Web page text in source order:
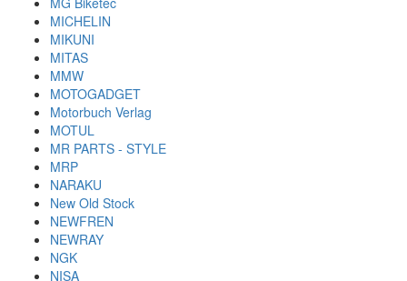
MICHELIN
MIKUNI
MITAS
MMW
MOTOGADGET
Motorbuch Verlag
MOTUL
MR PARTS - STYLE
MRP
NARAKU
New Old Stock
NEWFREN
NEWRAY
NGK
NISA